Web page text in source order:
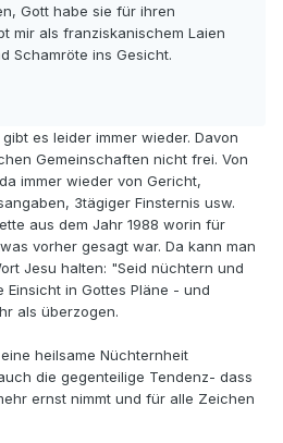
Gott habe sie für ihren
mir als franziskanischem Laien
Schamröte ins Gesicht.
es leider immer wieder. Davon
Gemeinschaften nicht frei. Von
immer wieder von Gericht,
3tägiger Finsternis usw.
aus dem Jahr 1988 worin für
vorher gesagt war. Da kann man
Jesu halten: "Seid nüchtern und
in Gottes Pläne - und
als überzogen.
heilsame Nüchternheit
die gegenteilige Tendenz- dass
ernst nimmt und für alle Zeichen